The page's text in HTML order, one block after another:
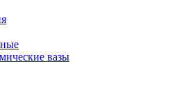
вазы